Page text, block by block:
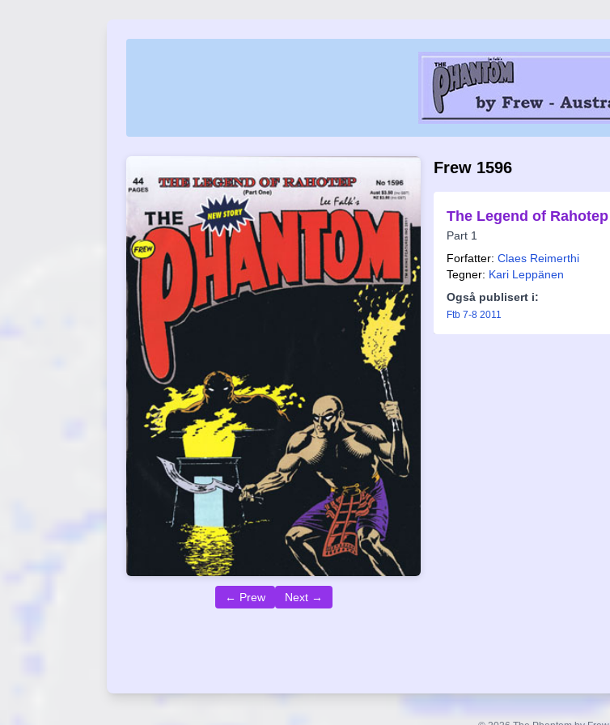
← Prew Next →
Frew 1596
The Legend of Rahotep
Part 1
Forfatter: Claes Reimerthi
Tegner: Kari Leppänen
Også publisert i:
Ftb 7-8 2011